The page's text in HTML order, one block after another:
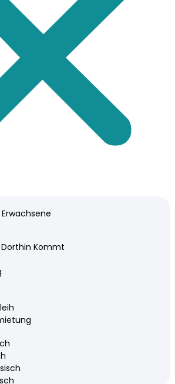
Kommt